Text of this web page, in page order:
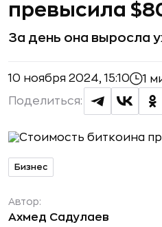
превысила
За день она выросла
10 ноября 2024, 15:10 1
Поделиться:
Бизнес
Автор:
Ахмед Садулаев